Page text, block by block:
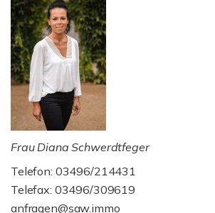
Frau Diana Schwerdtfeger
Telefon: 03496/214431
Telefax: 03496/309619
anfragen@saw.immo